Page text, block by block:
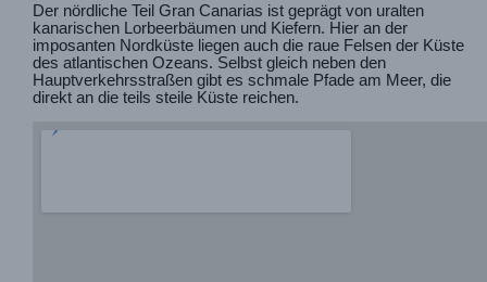
Der nördliche Teil Gran Canarias ist geprägt von uralten
kanarischen Lorbeerbäumen und Kiefern. Hier an der
imposanten Nordküste liegen auch die raue Felsen der Küste
des atlantischen Ozeans. Selbst gleich neben den
Hauptverkehrsstraßen gibt es schmale Pfade am Meer, die
direkt an die teils steile Küste reichen.